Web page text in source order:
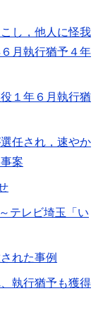
し，他人に怪我
月執行猶予４年
１年６月執行猶
任され，速やか
案
テレビ埼玉「い
れた事例
執行猶予も獲得